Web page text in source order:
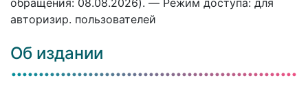
авторизир. пользователей
Об издании